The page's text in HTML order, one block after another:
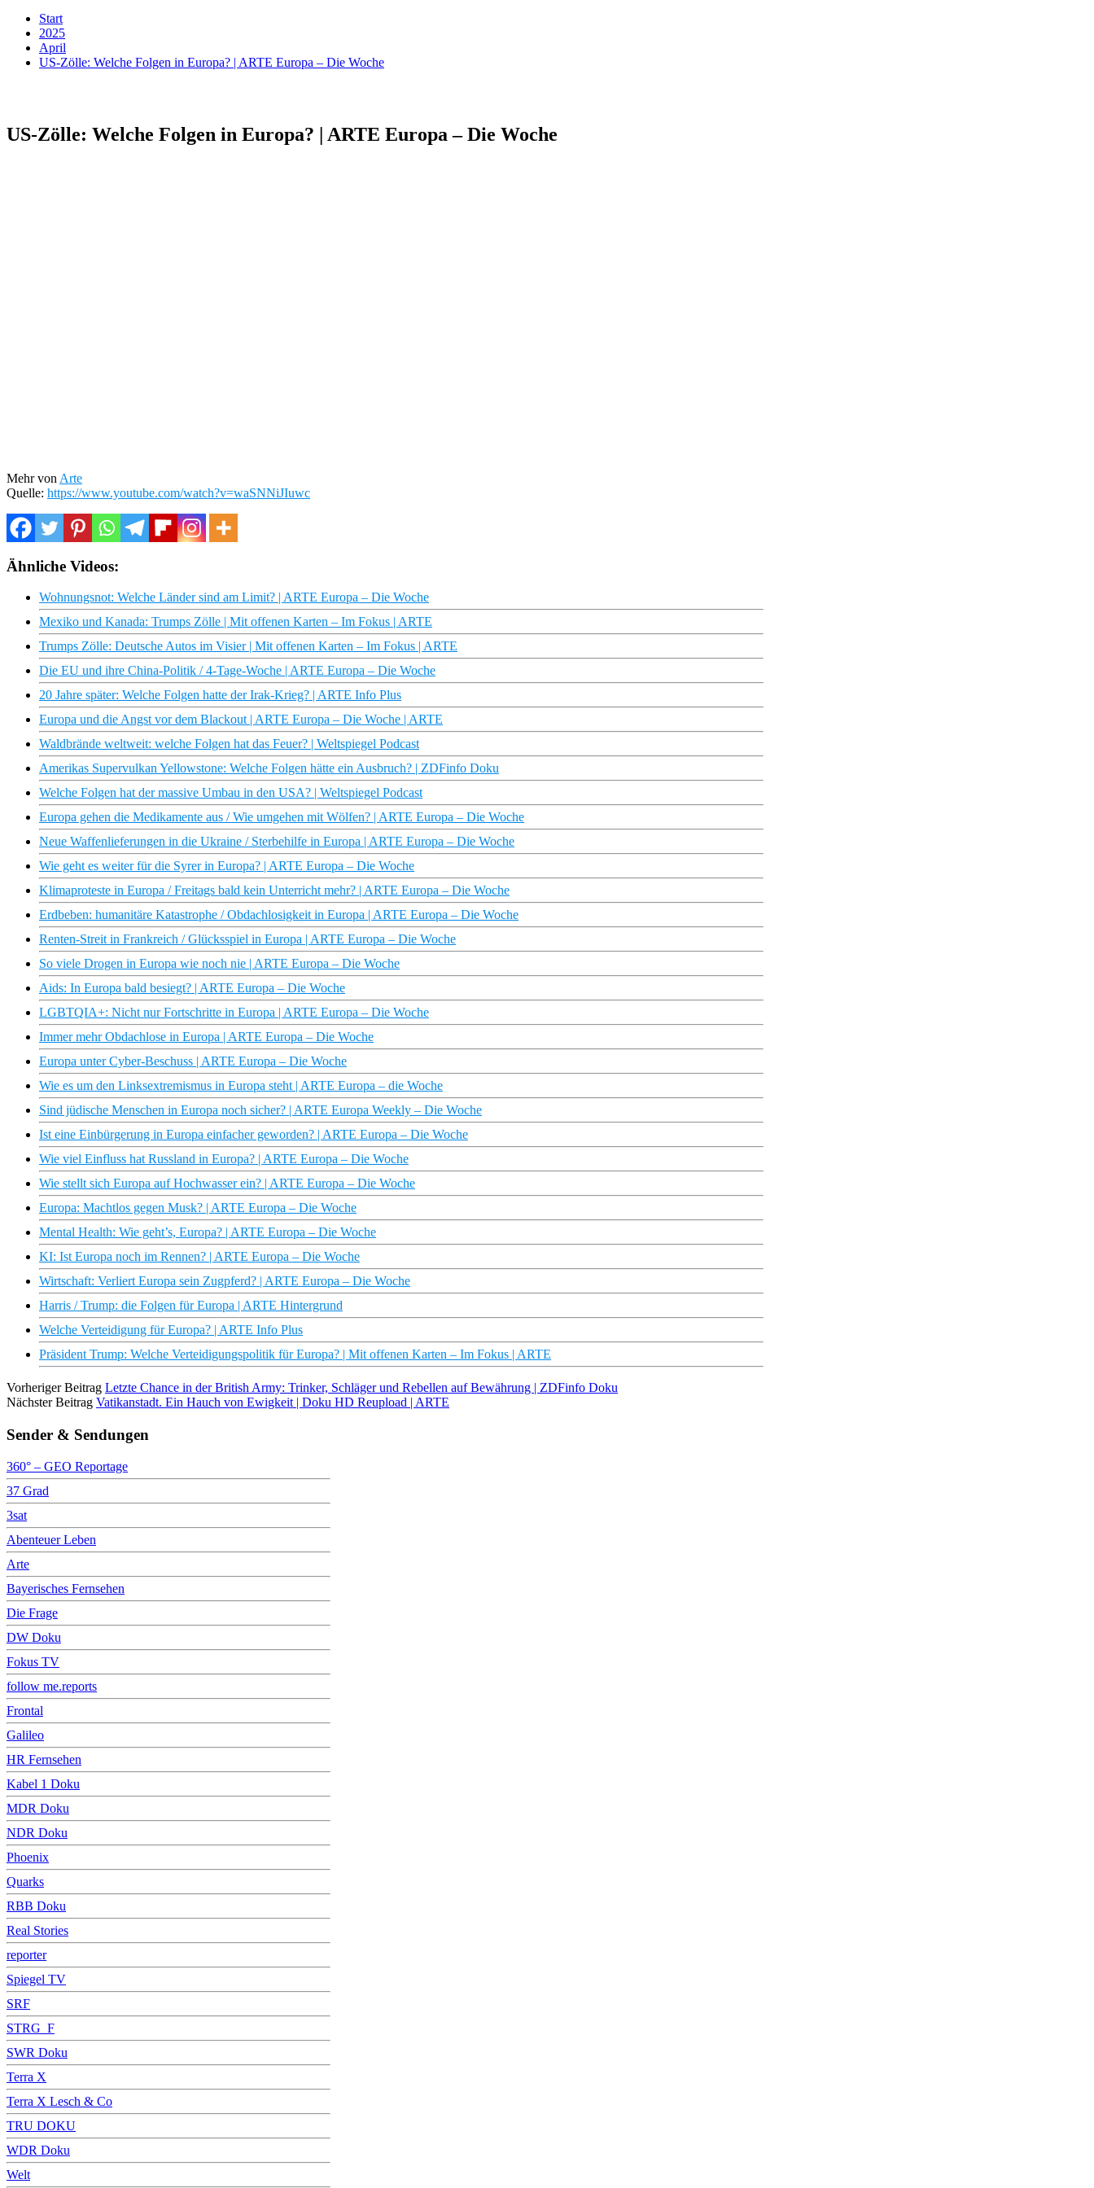
Start
2025
April
US-Zölle: Welche Folgen in Europa? | ARTE Europa – Die Woche
US-Zölle: Welche Folgen in Europa? | ARTE Europa – Die Woche
Mehr von Arte
Quelle: https://www.youtube.com/watch?v=waSNNiJIuwc
Ähnliche Videos:
Wohnungsnot: Welche Länder sind am Limit? | ARTE Europa – Die Woche
Mexiko und Kanada: Trumps Zölle | Mit offenen Karten – Im Fokus | ARTE
Trumps Zölle: Deutsche Autos im Visier | Mit offenen Karten – Im Fokus | ARTE
Die EU und ihre China-Politik / 4-Tage-Woche | ARTE Europa – Die Woche
20 Jahre später: Welche Folgen hatte der Irak-Krieg? | ARTE Info Plus
Europa und die Angst vor dem Blackout | ARTE Europa – Die Woche | ARTE
Waldbrände weltweit: welche Folgen hat das Feuer? | Weltspiegel Podcast
Amerikas Supervulkan Yellowstone: Welche Folgen hätte ein Ausbruch? | ZDFinfo Doku
Welche Folgen hat der massive Umbau in den USA? | Weltspiegel Podcast
Europa gehen die Medikamente aus / Wie umgehen mit Wölfen? | ARTE Europa – Die Woche
Neue Waffenlieferungen in die Ukraine / Sterbehilfe in Europa | ARTE Europa – Die Woche
Wie geht es weiter für die Syrer in Europa? | ARTE Europa – Die Woche
Klimaproteste in Europa / Freitags bald kein Unterricht mehr? | ARTE Europa – Die Woche
Erdbeben: humanitäre Katastrophe / Obdachlosigkeit in Europa | ARTE Europa – Die Woche
Renten-Streit in Frankreich / Glücksspiel in Europa | ARTE Europa – Die Woche
So viele Drogen in Europa wie noch nie | ARTE Europa – Die Woche
Aids: In Europa bald besiegt? | ARTE Europa – Die Woche
LGBTQIA+: Nicht nur Fortschritte in Europa | ARTE Europa – Die Woche
Immer mehr Obdachlose in Europa | ARTE Europa – Die Woche
Europa unter Cyber-Beschuss | ARTE Europa – Die Woche
Wie es um den Linksextremismus in Europa steht | ARTE Europa – die Woche
Sind jüdische Menschen in Europa noch sicher? | ARTE Europa Weekly – Die Woche
Ist eine Einbürgerung in Europa einfacher geworden? | ARTE Europa – Die Woche
Wie viel Einfluss hat Russland in Europa? | ARTE Europa – Die Woche
Wie stellt sich Europa auf Hochwasser ein? | ARTE Europa – Die Woche
Europa: Machtlos gegen Musk? | ARTE Europa – Die Woche
Mental Health: Wie geht’s, Europa? | ARTE Europa – Die Woche
KI: Ist Europa noch im Rennen? | ARTE Europa – Die Woche
Wirtschaft: Verliert Europa sein Zugpferd? | ARTE Europa – Die Woche
Harris / Trump: die Folgen für Europa | ARTE Hintergrund
Welche Verteidigung für Europa? | ARTE Info Plus
Präsident Trump: Welche Verteidigungspolitik für Europa? | Mit offenen Karten – Im Fokus | ARTE
Vorheriger Beitrag Letzte Chance in der British Army: Trinker, Schläger und Rebellen auf Bewährung | ZDFinfo Doku
Nächster Beitrag Vatikanstadt. Ein Hauch von Ewigkeit | Doku HD Reupload | ARTE
Sender & Sendungen
360° – GEO Reportage
37 Grad
3sat
Abenteuer Leben
Arte
Bayerisches Fernsehen
Die Frage
DW Doku
Fokus TV
follow me.reports
Frontal
Galileo
HR Fernsehen
Kabel 1 Doku
MDR Doku
NDR Doku
Phoenix
Quarks
RBB Doku
Real Stories
reporter
Spiegel TV
SRF
STRG_F
SWR Doku
Terra X
Terra X Lesch & Co
TRU DOKU
WDR Doku
Welt